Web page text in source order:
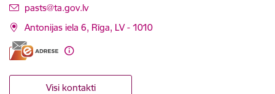
E-pasts:
pasts@ta.gov.lv
Antonijas iela 6, Rīga, LV - 1010
Visi kontakti